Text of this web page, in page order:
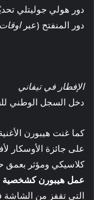
دور هولي جوليتلي
دور المنفتح (عبر
الإفطار في تيفاني
دخل السجل الوطني
كما غنت هيبورن
على جائزة الأوسكار
كلاسيكي ومؤثر بعمق
عمل هيبورن كشخصية
التي تقفز من